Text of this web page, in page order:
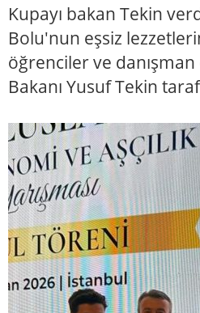
Kupayı bakan Tekin
Bolu'nun eşsiz
öğrenciler ve
Bakanı Yusuf Tekin